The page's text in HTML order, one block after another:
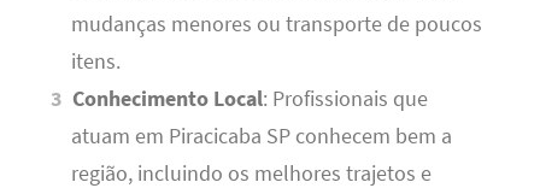
mudanças menores ou transporte de poucos
itens.
Conhecimento Local: Profissionais que
atuam em Piracicaba SP conhecem bem a
região, incluindo os melhores trajetos e